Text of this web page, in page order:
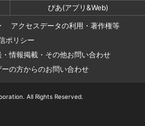
ぴあ(アプリ&Web)
アクセスデータの利用・著作権等
ポリシー
情報掲載・その他お問い合わせ
の方からのお問い合わせ
All Rights Reserved.